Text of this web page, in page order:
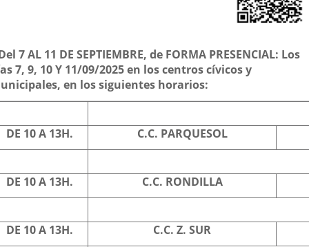
7 AL 11 DE SEPTIEMBRE, de FORMA PRESENCIAL: Los
7, 9, 10 Y 11/09/2025 en los centros cívicos y
en los siguientes horarios:
DE 10 A 13H. C.C. PARQUESOL
DE 10 A 13H. C.C. RONDILLA
DE 10 A 13H. C.C. Z. SUR